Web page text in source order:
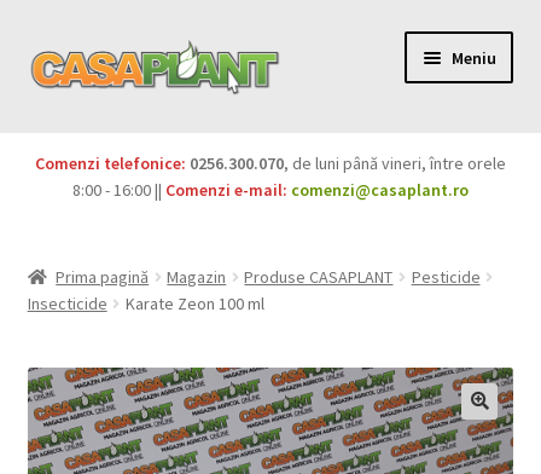
Meniu
Pesticide
copil
Produse BIO
Igienă publică
Comenzi telefonice: 0256.300.070, de luni până vineri, între orele
8:00 - 16:00 || Comenzi e-mail: comenzi@casaplant.ro
Prima pagină Magazin Produse CASAPLANT
Pesticide
Insecticide
Karate Zeon 100 ml